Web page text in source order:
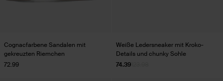
Cognacfarbene Sandalen mit
gekreuzten Riemchen
72.99
Weiße Ledersneaker mit Kroko-
Details und chunky Sohle
74.39